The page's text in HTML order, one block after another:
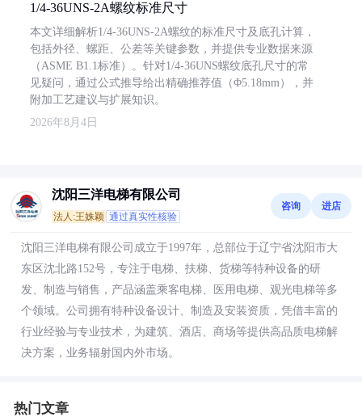
1/4-36UNS-2A螺纹标准尺寸
本文详细解析1/4-36UNS-2A螺纹的标准尺寸及底孔计算，
包括外径、螺距、公差等关键参数，并提供专业数据来源
（ASME B1.1标准）。针对1/4-36UNS螺纹底孔尺寸的常
见疑问，通过公式推导给出精确推荐值（Φ5.18mm），并
附加工艺建议与扩展知识。
2026年8月4日
沈阳三洋电梯有限公司
法人:王姝颖 通过真实性核验
咨询 进店
沈阳三洋电梯有限公司成立于1997年，总部位于辽宁省沈阳市大
东区沈北路152号，专注于电梯、扶梯、货梯等特种设备的研
发、制造与销售，产品涵盖乘客电梯、医用电梯、观光电梯等多
个领域。公司拥有特种设备设计、制造及安装资质，凭借丰富的
行业经验与专业技术，为建筑、酒店、商场等提供高品质电梯解
决方案，业务辐射国内外市场。
热门文章